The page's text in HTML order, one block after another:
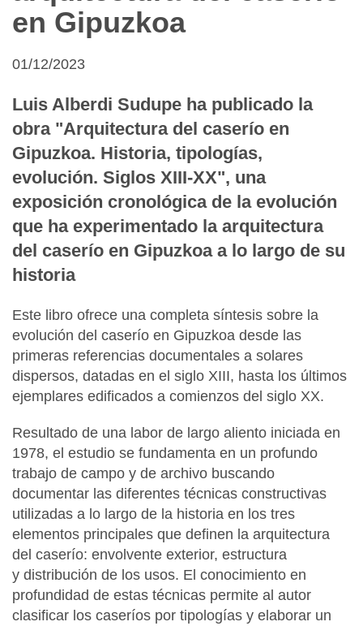
en Gipuzkoa
01/12/2023
Luis Alberdi Sudupe ha publicado la
obra "Arquitectura del caserío en
Gipuzkoa. Historia, tipologías,
evolución. Siglos XIII-XX", una
exposición cronológica de la evolución
que ha experimentado la arquitectura
del caserío en Gipuzkoa a lo largo de su
historia
Este libro ofrece una completa síntesis sobre la
evolución del caserío en Gipuzkoa desde las
primeras referencias documentales a solares
dispersos, datadas en el siglo XIII, hasta los últimos
ejemplares edificados a comienzos del siglo XX.
Resultado de una labor de largo aliento iniciada en
1978, el estudio se fundamenta en un profundo
trabajo de campo y de archivo buscando
documentar las diferentes técnicas constructivas
utilizadas a lo largo de la historia en los tres
elementos principales que definen la arquitectura
del caserío: envolvente exterior, estructura
y distribución de los usos. El conocimiento en
profundidad de estas técnicas permite al autor
clasificar los caseríos por tipologías y elaborar un